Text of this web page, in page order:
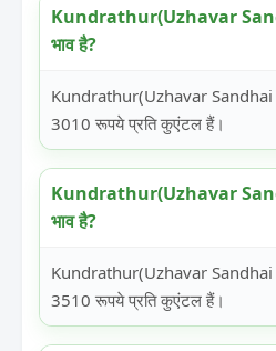
Kundrathur(Uzhavar
भाव है?
Kundrathur(Uzhavar Sandhai
3010 रूपये प्रति कुएंटल हैं।
Kundrathur(Uzhavar
भाव है?
Kundrathur(Uzhavar Sandhai
3510 रूपये प्रति कुएंटल हैं।